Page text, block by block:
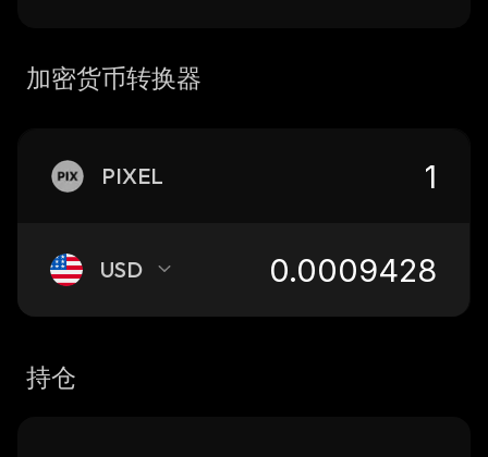
加密货币转换器
PIXEL
USD
持仓